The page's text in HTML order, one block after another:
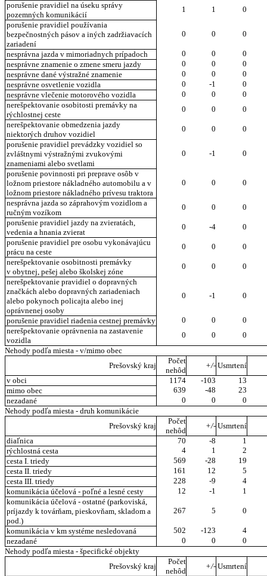
porušenie pravidiel na úseku správy
pozemných komunikácií
1 1
0
porušenie pravidiel používania
bezpečnostných pásov a iných zadržiavacích
zariadení
0 0 0
nesprávna jazda v mimoriadnych prípadoch 0 0
0
nesprávne znamenie o zmene smeru jazdy
0 0
0
nesprávne dané výstražné znamenie
0 0
0
nesprávne osvetlenie vozidla
0 -1
0
nesprávne vlečenie motorového vozidla
0 0
0
nerešpektovanie osobitosti premávky na
rýchlostnej ceste
0 0
0
nerešpektovanie obmedzenia jazdy
niektorých druhov vozidiel
0 0
0
porušenie pravidiel prevádzky vozidiel so
zvláštnymi výstražnými zvukovými
znameniami alebo svetlami
0 -1 0
porušenie povinnosti pri preprave osôb v
ložnom priestore nákladného automobilu a v
ložnom priestore nákladného prívesu traktora
0 0 0
nesprávna jazda so záprahovým vozidlom a
ručným vozíkom
0 0
0
porušenie pravidiel jazdy na zvieratách,
vedenia a hnania zvierat
0 -4
0
porušenie pravidiel pre osobu vykonávajúcu
prácu na ceste
0 0
0
nerešpektovanie osobitnosti premávky
v obytnej, pešej alebo školskej zóne
0 0
0
nerešpektovanie pravidiel o dopravných
značkách alebo dopravných zariadeniach
alebo pokynoch policajta alebo inej
oprávnenej osoby
0 -1 0
porušenie pravidiel riadenia cestnej premávky 0 0
0
nerešpektovanie oprávnenia na zastavenie
vozidla
0 0
0
Nehody podľa miesta - v/mimo obec
Prešovský kraj
Počet
nehôd
+/- Usmrtení
v obci
1174 -103
13
mimo obec
639 -48
23
nezadané
0 0
0
Nehody podľa miesta - druh komunikácie
Prešovský kraj
Počet
nehôd
+/- Usmrtení
diaľnica
70 -8
1
rýchlostná cesta
4 1
2
cesta I. triedy
569 -28
19
cesta II. triedy
161 12
5
cesta III. triedy
228 -9
4
komunikácia účelová - poľné a lesné cesty
12 -1
1
komunikácia účelová - ostatné (parkoviská,
príjazdy k továrňam, pieskovňam, skladom a
pod.)
267 5 0
komunikácia v km systéme nesledovaná 502 -123
4
nezadané
0 0
0
Nehody podľa miesta - špecifické objekty
Prešovský kraj
Počet
nehôd
+/- Usmrtení